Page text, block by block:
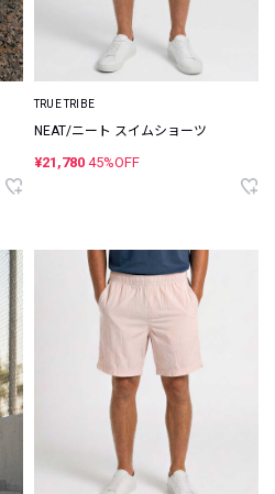
TRUE TRIBE
NEAT/ニート スイムショーツ
¥21,780 45%OFF